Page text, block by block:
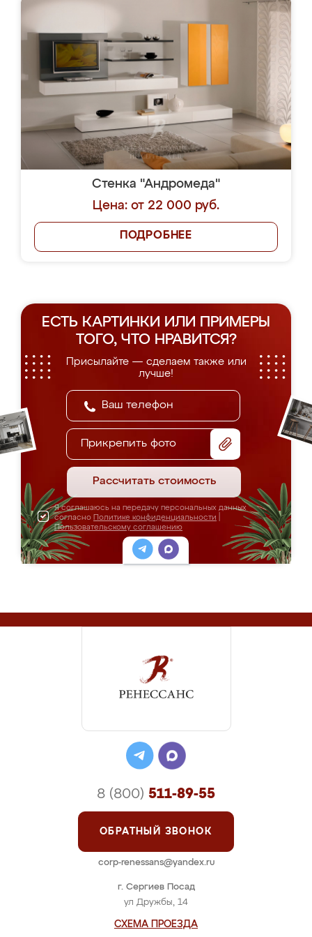
Стенка "Андромеда"
Цена: от 22 000 руб.
ПОДРОБНЕЕ
ЕСТЬ КАРТИНКИ ИЛИ ПРИМЕРЫ
ТОГО, ЧТО НРАВИТСЯ?
Присылайте — сделаем также или
лучше!
Прикрепить фото
Рассчитать стоимость
Я соглашаюсь на передачу персональных данных
согласно Политике конфиденциальности
Пользовательскому соглашению
г. Сергиев Посад
ул Дружбы, 14
СХЕМА ПРОЕЗДА
8 (800) 511-89-55
ОБРАТНЫЙ ЗВОНОК
corp-renessans@yandex.ru